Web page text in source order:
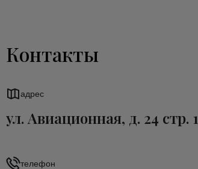
Контакты
адрес
ул. Авиационная, д. 24 стр. 1
телефон